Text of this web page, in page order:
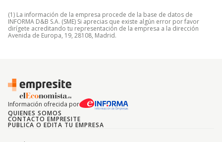
(1) La información de la empresa procede de la base de datos de
INFORMA D&B S.A. (SME) Si aprecias que existe algún error por favor
dirígete acreditando tu representación de la empresa a la dirección
Avenida de Europa, 19, 28108, Madrid.
Información ofrecida por
QUIENES SOMOS
CONTACTO EMPRESITE
PUBLICA O EDITA TU EMPRESA